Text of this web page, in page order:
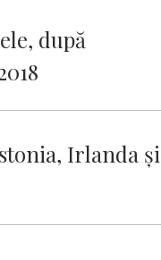
după
Irlanda şi